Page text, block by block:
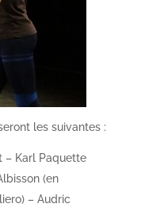
les suivantes :
– Karl Paquette
(en
– Audric